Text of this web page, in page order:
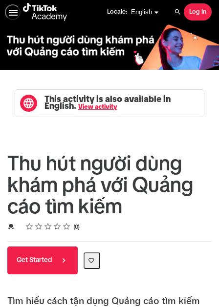
Locale:
English selected English Search
Log In
This activity is also available in
English. View activity
Thu hút người dùng
khám phá với Quảng
cáo tìm kiếm
Credential For Completion
Rating
1 star
2 stars
3 stars
4 stars
5 stars
Average rating: 0 0
No reviews
Get Started
Tìm hiểu cách tận dụng Quảng cáo tìm kiếm